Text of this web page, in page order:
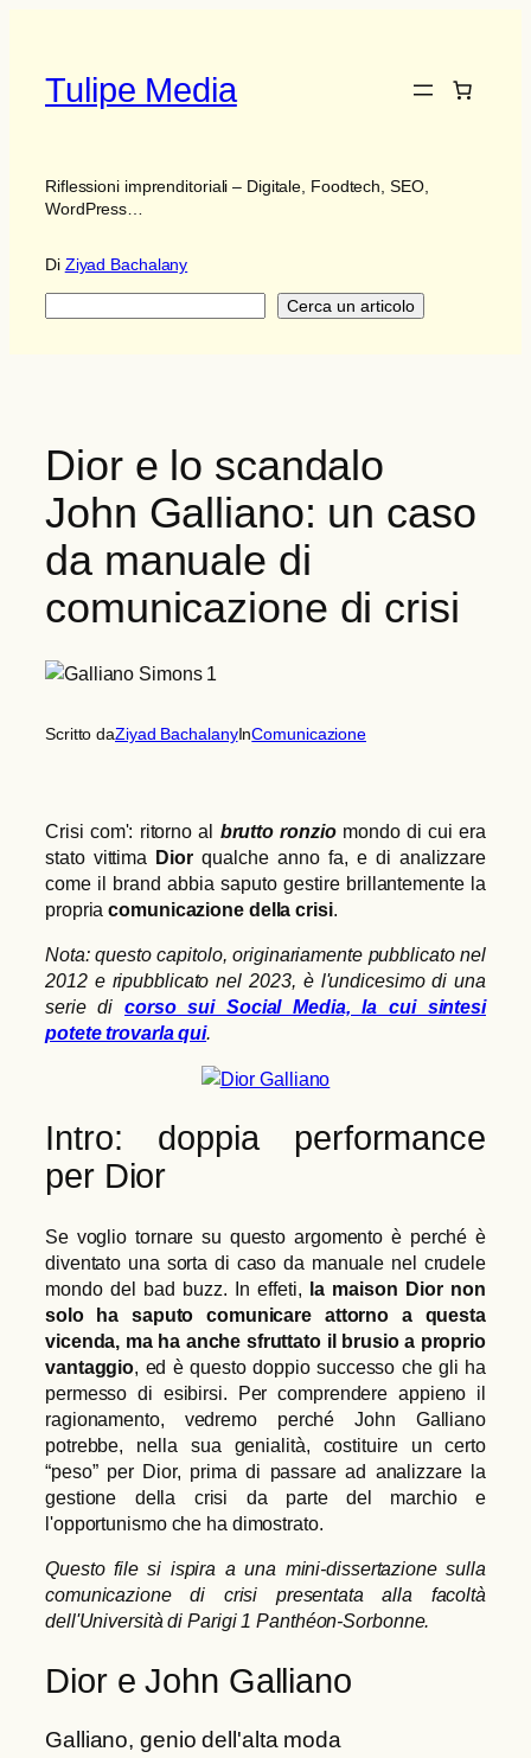
contenuto
Tulipe Media
Riflessioni imprenditoriali – Digitale, Foodtech, SEO,
WordPress…
Di Ziyad Bachalany
Cerca un articolo
Dior e lo scandalo
John Galliano: un caso
da manuale di
comunicazione di crisi
Scritto daZiyad BachalanyInComunicazione
Crisi com': ritorno al brutto ronziomondo di cui era
stato vittima Diorqualche anno fa, e di analizzare
come il brand abbia saputo gestire brillantemente la
propriacomunicazione della crisi.
Nota: questo capitolo, originariamente pubblicato nel
2012 e ripubblicato nel 2023, è l'undicesimo di una
serie dicorso sui Social Media, la cui sintesi
potete trovarla qui.
Intro: doppia performance
per Dior
Se voglio tornare su questo argomento è perché è
diventato una sorta di caso da manuale nel crudele
mondo del bad buzz. In effeti, la maison Dior non
solo ha saputo comunicare attorno a questa
vicenda, ma ha anche sfruttato il brusio a proprio
vantaggio, ed è questo doppio successo che gli ha
permesso di esibirsi. Per comprendere appieno il
ragionamento, vedremo perché John Galliano
potrebbe, nella sua genialità, costituire un certo
“peso” per Dior, prima di passare ad analizzare la
gestione della crisi da parte del marchio e
l'opportunismo che ha dimostrato.
Questo file si ispira a una mini-dissertazione sulla
comunicazione di crisi presentata alla facoltà
dell'Università di Parigi 1 Panthéon-Sorbonne.
Dior e John Galliano
Galliano, genio dell'alta moda